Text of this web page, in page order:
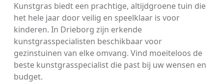
Kunstgras biedt een prachtige, altijdgroene tuin die
het hele jaar door veilig en speelklaar is voor
kinderen. In Drieborg zijn erkende
kunstgrasspecialisten beschikbaar voor
gezinstuinen van elke omvang. Vind moeiteloos de
beste kunstgrasspecialist die past bij uw wensen en
budget.